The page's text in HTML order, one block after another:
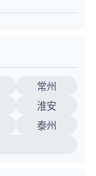
常州
淮安
泰州